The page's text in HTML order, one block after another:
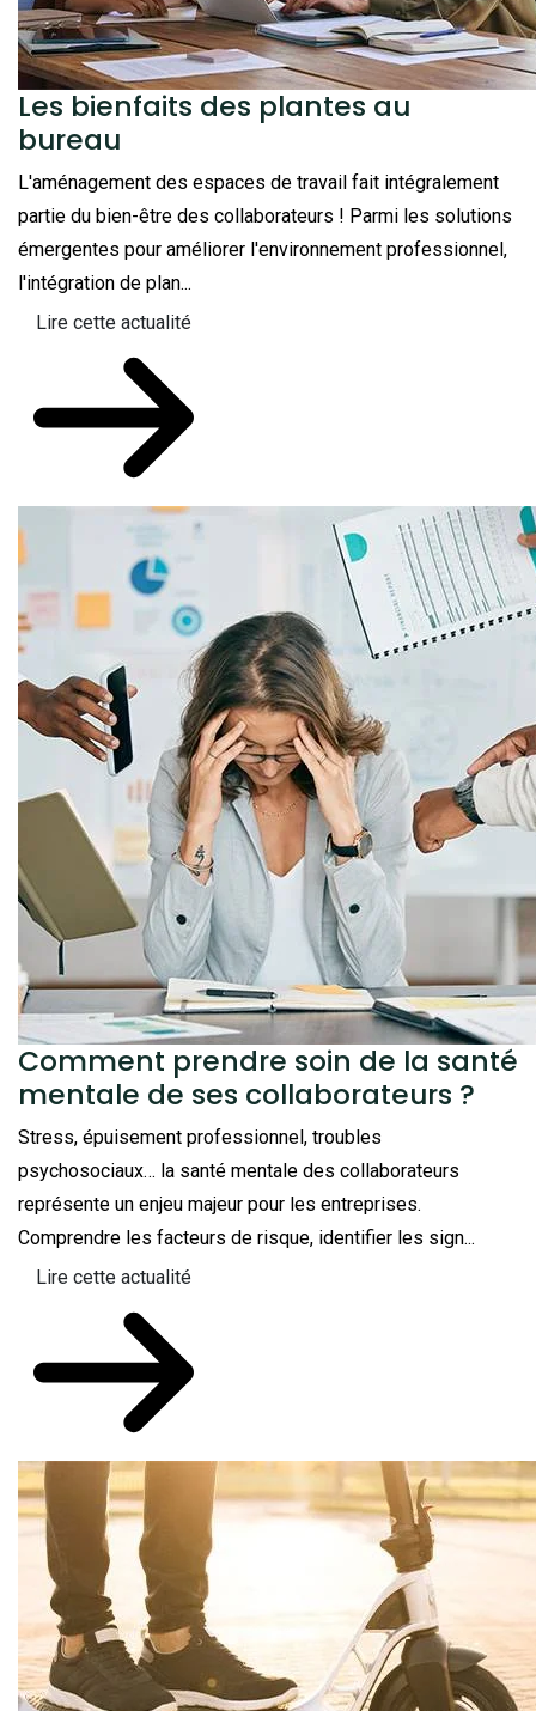
Les bienfaits des plantes au
bureau
L'aménagement des espaces de travail fait intégralement
partie du bien-être des collaborateurs ! Parmi les solutions
émergentes pour améliorer l'environnement professionnel,
l'intégration de plan...
Lire cette actualité
Comment prendre soin de la santé
mentale de ses collaborateurs ?
Stress, épuisement professionnel, troubles
psychosociaux… la santé mentale des collaborateurs
représente un enjeu majeur pour les entreprises.
Comprendre les facteurs de risque, identifier les sign...
Lire cette actualité